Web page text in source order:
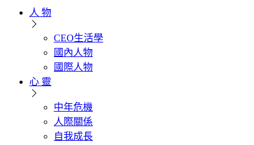
人 物
CEO生活學
國內人物
國際人物
心 靈
中年危機
人際關係
自我成長